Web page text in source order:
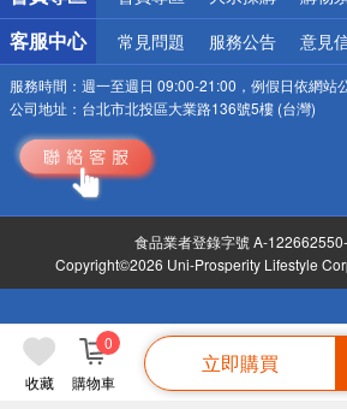
收藏 購物車
0
立即購買
客服中心 常見問題 服務公告 意見
服務時間： 週一至週日 09:00-21:00，例假日依網站
公司地址： 台北市北投區大業路136號5樓 (台灣)
食品業者登錄字號 A-
Copyright©2026 Uni-Prosperity Lifestyle